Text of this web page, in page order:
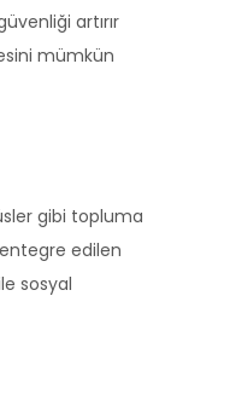
artırır
mümkün
gibi topluma
edilen
sosyal